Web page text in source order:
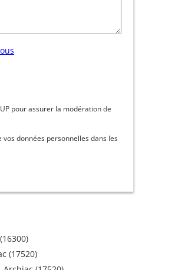
pour assurer la modération de
données personnelles dans les
(17520)